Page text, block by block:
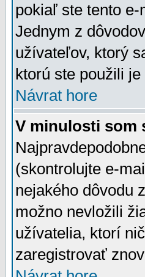
pokiaľ ste tento
Jednym z
užívateľov, ktorý
ktorú ste použili
Návrat hore
V minulosti som
(skontrolujte e-
nejakého dôvodu
možno nevložili
užívatelia, ktorí
zaregistrovať